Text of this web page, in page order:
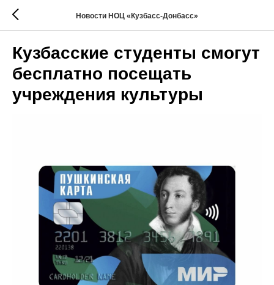
Новости НОЦ «Кузбасс-Донбасс»
Кузбасские студенты смогут
бесплатно посещать
учреждения культуры